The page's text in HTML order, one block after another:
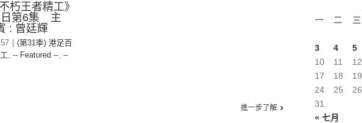
朽王者精工》
日第6集 主
: 曾廷輝
(第31季) 港足百
, -- Featured --, --
進一步了解
一
二 三
« 七月
3
4 5
10
11 12
17
18 19
24
25 26
31